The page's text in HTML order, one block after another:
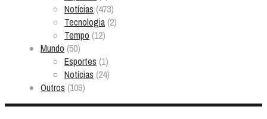
Notícias (473)
Tecnologia(2)
Tempo (12)
Mundo (50)
Esportes (1)
Notícias (24)
Outros (109)